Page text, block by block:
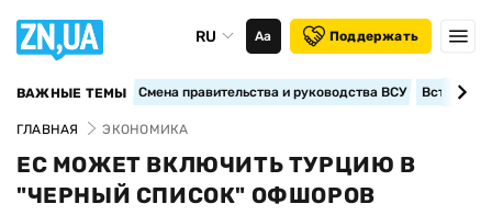
RU Аа Поддержать
ВАЖНЫЕ ТЕМЫ Смена правительства и руководства ВСУ
ГЛАВНАЯ ЭКОНОМИКА
ЕС МОЖЕТ ВКЛЮЧИТЬ ТУРЦИЮ В
"ЧЕРНЫЙ СПИСОК" ОФШОРОВ